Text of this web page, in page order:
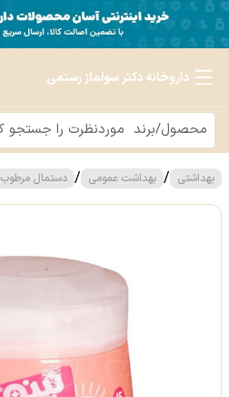
داروخانه دکتر سولماز رستمی
بهداشتی / بهداشت عمومی / دستمال مرطوب